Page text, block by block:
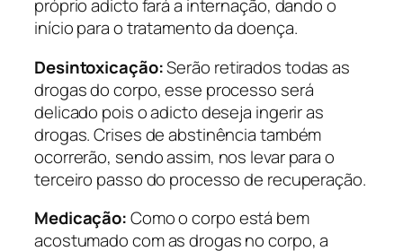
próprio adicto fará a internação, dando o
início para o tratamento da doença.
Desintoxicação:Serão retirados todas as
drogas do corpo, esse processo será
delicado pois o adicto deseja ingerir as
drogas. Crises de abstinência também
ocorrerão, sendo assim, nos levar para o
terceiro passo do processo de recuperação.
Medicação:Como o corpo está bem
acostumado com as drogas no corpo, a